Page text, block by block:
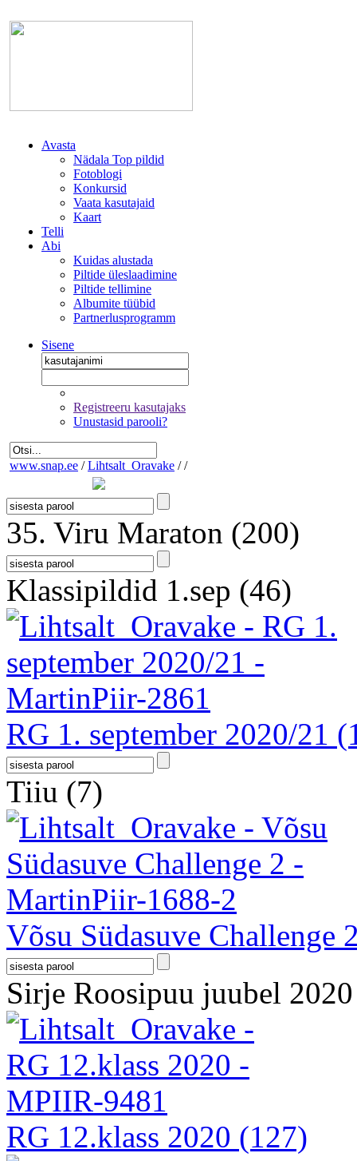
Avasta
Nädala Top pildid
Fotoblogi
Konkursid
Vaata kasutajaid
Kaart
Telli
Abi
Kuidas alustada
Piltide üleslaadimine
Piltide tellimine
Albumite tüübid
Partnerlusprogramm
Sisene
Registreeru kasutajaks
Unustasid parooli?
www.snap.ee / Lihtsalt_Oravake / /
35. Viru Maraton (200)
Klassipildid 1.sep (46)
RG 1. september 2020/21
Tiiu (7)
Võsu Südasuve Challenge
Sirje Roosipuu juubel
RG 12.klass 2020 (127)